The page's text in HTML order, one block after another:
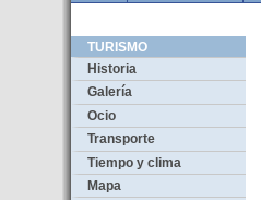
TURISMO
Historia
Galería
Ocio
Transporte
Tiempo y clima
Mapa